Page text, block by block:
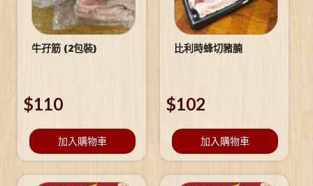
牛孖筋 (2包裝)
$110
加入購物車
比利時蜂切豬腩
$102
加入購物車